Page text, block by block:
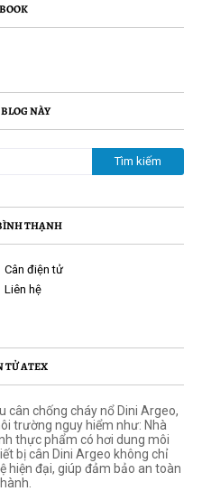
NÀY
THẠNH
Cân điện tử
Liên hệ
TỬ ATEX
cân chống cháy nổ Dini Argeo,
trường nguy hiểm như: Nhà
thực phẩm có hơi dung môi
bị cân Dini Argeo không chỉ
hiện đại, giúp đảm bảo an toàn